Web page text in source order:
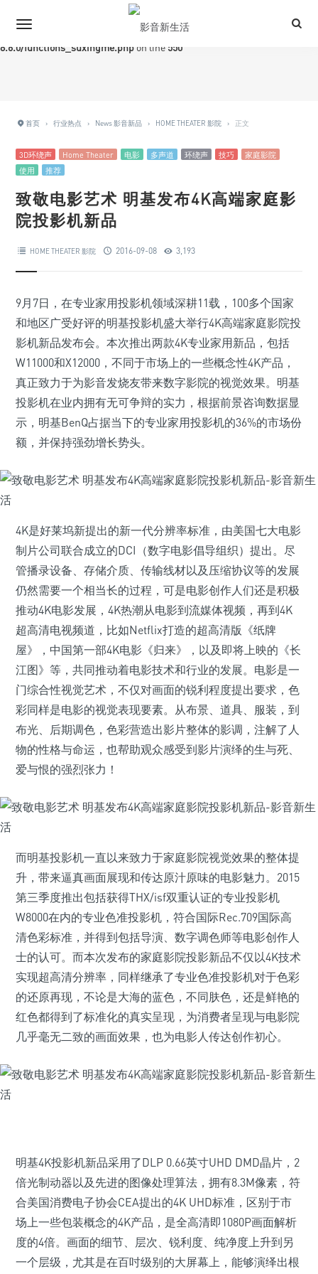
Warning
: Trying to access array offset on value of type bool in
/www/wwwroot/iavlife.com/wp-content/themes/Grace-
8.6.0/functions_suxingme.phpon line 550
首页 › 行业热点 › News 影音新品 › HOME THEATER 影院 › 正文
3D环绕声 Home Theater 电影 多声道 环绕声 技巧
家庭影院
使用
推荐
致敬电影艺术 明基发布4K高端家庭影
院投影机新品
HOME THEATER 影院 2016-09-08 3,193
9月7日，在专业家用投影机领域深耕11载，100多个国家
和地区广受好评的明基投影机盛大举行4K高端家庭影院投
影机新品发布会。本次推出两款4K专业家用新品，包括
W11000和X12000，不同于市场上的一些概念性4K产品，
真正致力于为影音发烧友带来数字影院的视觉效果。明基
投影机在业内拥有无可争辩的实力，根据前景咨询数据显
示，明基BenQ占据当下的专业家用投影机的36%的市场份
额，并保持强劲增长势头。
4K是好莱坞新提出的新一代分辨率标准，由美国七大电影
制片公司联合成立的DCI（数字电影倡导组织）提出。尽
管播录设备、存储介质、传输线材以及压缩协议等的发展
仍然需要一个相当长的过程，可是电影创作人们还是积极
推动4K电影发展，4K热潮从电影到流媒体视频，再到4K
超高清电视频道，比如Netflix打造的超高清版《纸牌
屋》，中国第一部4K电影《归来》，以及即将上映的《长
江图》等，共同推动着电影技术和行业的发展。电影是一
门综合性视觉艺术，不仅对画面的锐利程度提出要求，色
彩同样是电影的视觉表现要素。从布景、道具、服装，到
布光、后期调色，色彩营造出影片整体的影调，注解了人
物的性格与命运，也帮助观众感受到影片演绎的生与死、
爱与恨的强烈张力！
而明基投影机一直以来致力于家庭影院视觉效果的整体提
升，带来逼真画面展现和传达原汁原味的电影魅力。2015
第三季度推出包括获得THX/isf双重认证的专业投影机
W8000在内的专业色准投影机，符合国际Rec.709国际高
清色彩标准，并得到包括导演、数字调色师等电影创作人
士的认可。而本次发布的家庭影院投影新品不仅以4K技术
实现超高清分辨率，同样继承了专业色准投影机对于色彩
的还原再现，不论是大海的蓝色，不同肤色，还是鲜艳的
红色都得到了标准化的真实呈现，为消费者呈现与电影院
几乎毫无二致的画面效果，也为电影人传达创作初心。
明基4K投影机新品采用了DLP 0.66英寸UHD DMD晶片，2
倍光制动器以及先进的图像处理算法，拥有8.3M像素，符
合美国消费电子协会CEA提出的4K UHD标准，区别于市
场上一些包装概念的4K产品，是全高清即1080P画面解析
度的4倍。画面的细节、层次、锐利度、纯净度上升到另
一个层级，尤其是在百吋级别的大屏幕上，能够演绎出根